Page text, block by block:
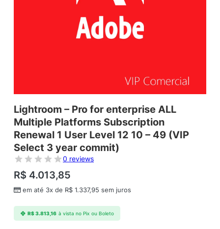
Lightroom – Pro for enterprise ALL
Multiple Platforms Subscription
Renewal 1 User Level 12 10 – 49 (VIP
Select 3 year commit)
0 reviews
R$ 4.013,85
em até 3x de R$ 1.337,95 sem juros
R$3.813,16 à vista no Pix ou Boleto